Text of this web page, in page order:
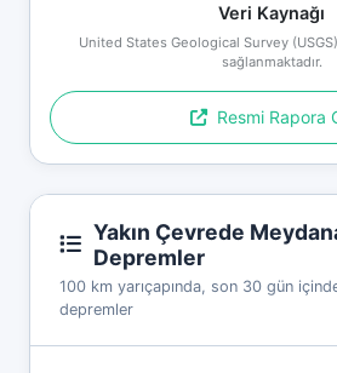
Veri Kaynağı
United States Geological Survey (USGS)
sağlanmaktadır.
Resmi Rapora
Yakın Çevrede
Depremler
100 km yarıçapında, son 30 gün
depremler